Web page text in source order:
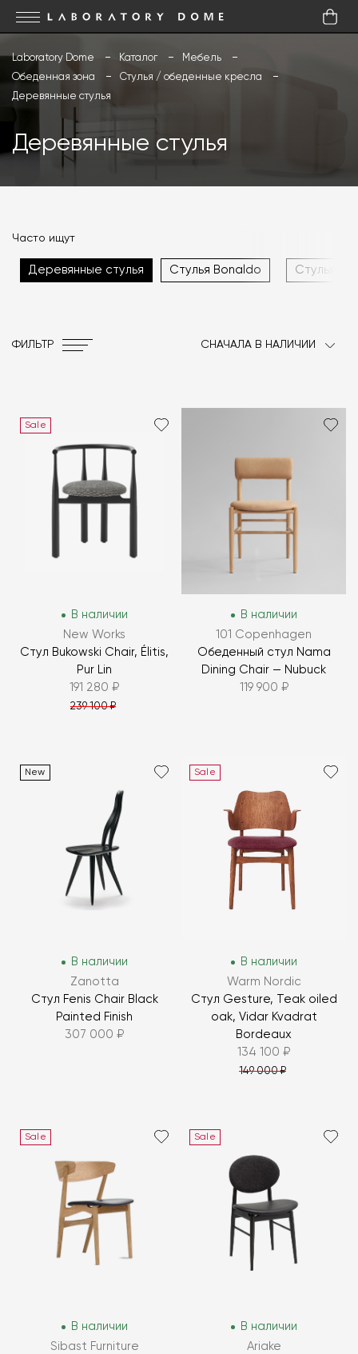
Laboratory Dome Каталог
Мебель
Обеденная зона
Стулья / обеденные кресла
Деревянные стулья
Деревянные стулья
Часто ищут
Стулья Bonaldo Стулья в
Деревянные стулья
ФИЛЬТР СНАЧАЛА В НАЛИЧИИ
Sale
В наличии
New Works
Стул Bukowski Chair, Élitis,
Pur Lin
191 280 ₽
239 100 ₽
В наличии
101 Copenhagen
Обеденный стул Nama
Dining Chair — Nubuck
119 900 ₽
New
В наличии
Zanotta
Стул Fenis Chair Black
Painted Finish
307 000 ₽
Sale
В наличии
Warm Nordic
Стул Gesture, Teak oiled
oak, Vidar Kvadrat
Bordeaux
134 100 ₽
149 000 ₽
Sale
В наличии
Sibast Furniture
Sale
В наличии
Ariake